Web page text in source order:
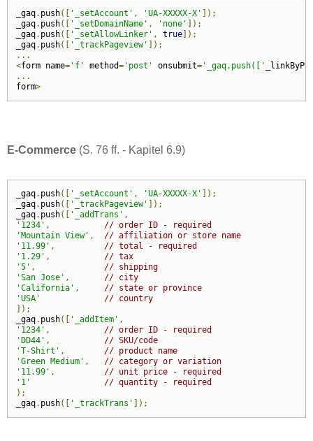
_gaq. push([ '_setAccount' , 'UA-XXXXX-X' ]);
_gaq. push([ '_setDomainName' , 'none' ]);
_gaq. push([ '_setAllowLinker' , true]);
_gaq. push([ '_trackPageview' ]);
...
<form name='f' method='post' onsubmit='_gaq.push(['
...
form>
E-Commerce (S. 76 ff. - Kapitel 6.9)
_gaq. push([ '_setAccount' , 'UA-XXXXX-X' ]);
_gaq. push([ '_trackPageview' ]);
_gaq. push([ '_addTrans' ,
'1234' ,
// order ID - required
'Mountain View' ,
// affiliation or store name
'11.99' ,
// total - required
'1.29' ,
// tax
'5' ,
// shipping
'San Jose' ,
// city
'California' ,
// state or province
'USA'
// country
]);
_gaq. push([ '_addItem' ,
'1234' ,
// order ID - required
'DD44' ,
// SKU/code
'T-Shirt' ,
// product name
'Green Medium' ,
// category or variation
'11.99' ,
// unit price - required
'1'
// quantity - required
);
_gaq. push([ '_trackTrans' ]);